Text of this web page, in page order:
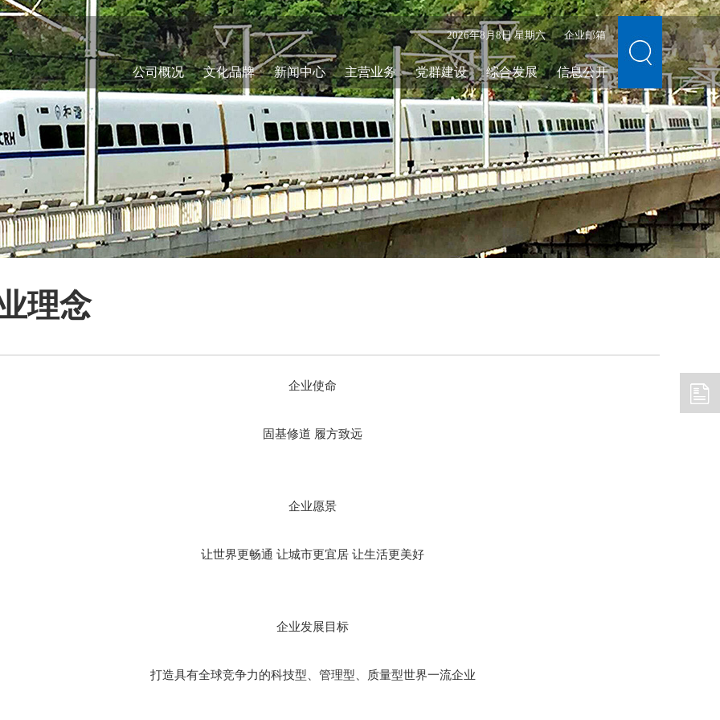
2026年8月8日 星期六 企业邮箱
公司概况 文化品牌 新闻中心 主营业务 党群建设 综合发展 信息公开
理念
企业使命
固基修道 履方致远
企业愿景
让世界更畅通 让城市更宜居 让生活更美好
企业发展目标
打造具有全球竞争力的科技型、管理型、质量型世界一流企业